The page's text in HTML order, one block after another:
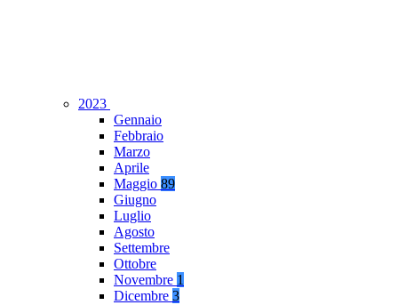
2023
Gennaio
Febbraio
Marzo
Aprile
Maggio 89
Giugno
Luglio
Agosto
Settembre
Ottobre
Novembre 1
Dicembre 3